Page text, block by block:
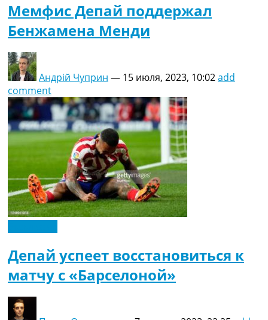
Мемфис Депай поддержал
Бенжамена Менди
Андрій Чуприн — 15 июля, 2023, 10:02add
comment
Депай успеет восстановиться к
матчу с «Барселоной»